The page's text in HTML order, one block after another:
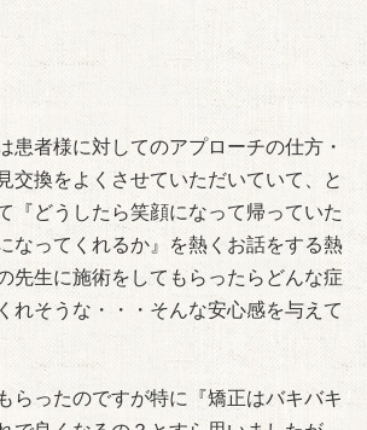
患者様に対してのアプローチの仕方・
交換をよくさせていただいていて、と
『どうしたら笑顔になって帰っていた
なってくれるか』を熱くお話をする熱
先生に施術をしてもらったらどんな症
れそうな・・・そんな安心感を与えて
らったのですが特に『矯正はバキバキ